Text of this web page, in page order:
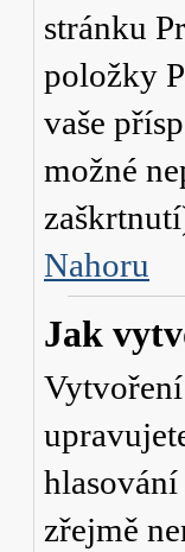
stránku
položky
vaše
možné
Nahoru
Jak
hlasování
zřejmě